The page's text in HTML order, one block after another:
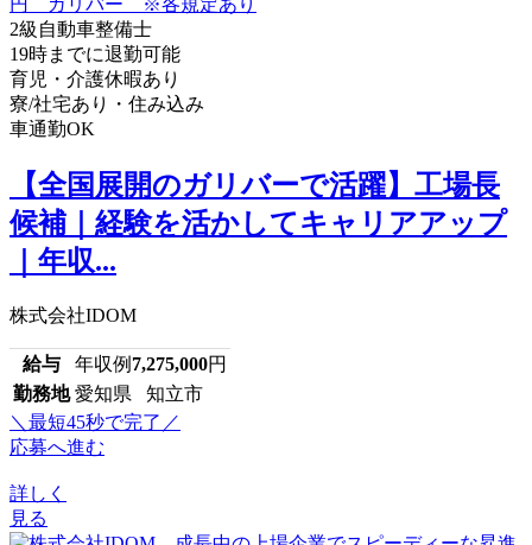
2級自動車整備士
19時までに退勤可能
育児・介護休暇あり
寮/社宅あり・住み込み
車通勤OK
【全国展開のガリバーで活躍】工場長
候補｜経験を活かしてキャリアアップ
｜年収...
株式会社IDOM
給与 年収例 7,275,000円
勤務地 愛知県 知立市
＼最短45秒で完了／
応募へ進む
詳しく
見る